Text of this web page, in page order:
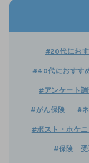
#20代にお
#40代におすす
#アンケート
#がん保険 #
#ポスト・ホケ
#保険 受